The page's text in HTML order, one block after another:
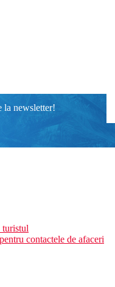
la newsletter!
turistul
contactele de afaceri